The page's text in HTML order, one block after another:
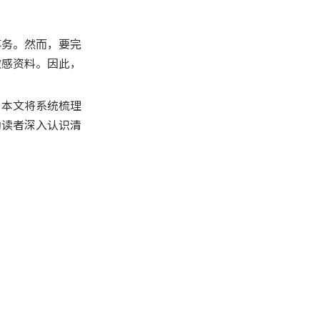
。然而，要完
资料。因此，
文将系统梳理
者深入认识清